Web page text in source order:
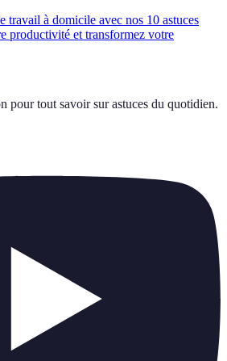
travail à domicile avec nos 10 astuces
productivité et transformez votre
pour tout savoir sur astuces du quotidien.